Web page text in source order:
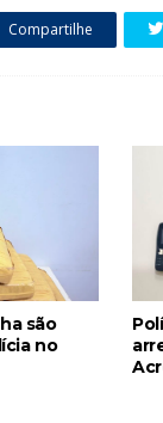
Compartilhe
são
no